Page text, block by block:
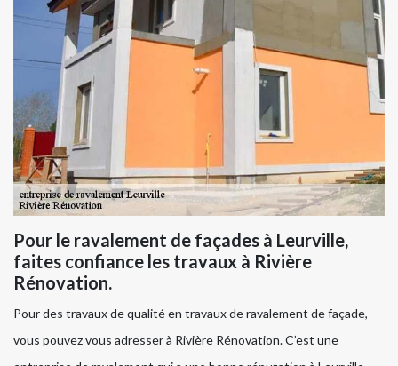
Pour le ravalement de façades à Leurville,
faites confiance les travaux à Rivière
Rénovation.
Pour des travaux de qualité en travaux de ravalement de façade,
vous pouvez vous adresser à Rivière Rénovation. C’est une